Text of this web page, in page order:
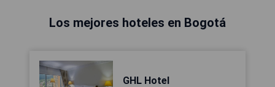
Los mejores hoteles en Bogotá
GHL Hotel